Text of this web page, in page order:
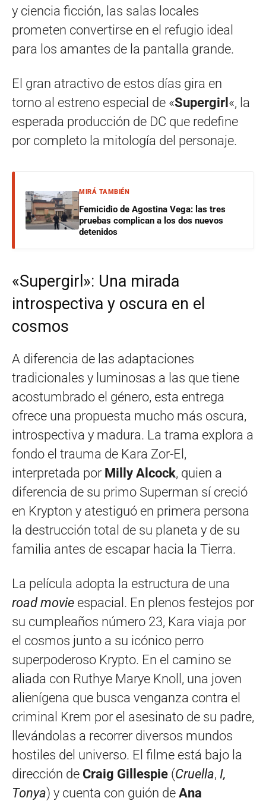
y ciencia ficción, las salas locales
prometen convertirse en el refugio ideal
para los amantes de la pantalla grande.
El gran atractivo de estos días gira en
torno al estreno especial de «Supergirl «, la
esperada producción de DC que redefine
por completo la mitología del personaje.
MIRÁ TAMBIÉN
Femicidio de Agostina Vega: las tres
pruebas complican a los dos nuevos
detenidos
«Supergirl»: Una mirada
introspectiva y oscura en el
cosmos
A diferencia de las adaptaciones
tradicionales y luminosas a las que tiene
acostumbrado el género, esta entrega
ofrece una propuesta mucho más oscura,
introspectiva y madura. La trama explora a
fondo el trauma de Kara Zor-El,
interpretada por Milly Alcock, quien a
diferencia de su primo Superman sí creció
en Krypton y atestiguó en primera persona
la destrucción total de su planeta y de su
familia antes de escapar hacia la Tierra.
La película adopta la estructura de una
road movie espacial. En plenos festejos por
su cumpleaños número 23, Kara viaja por
el cosmos junto a su icónico perro
superpoderoso Krypto. En el camino se
aliada con Ruthye Marye Knoll, una joven
alienígena que busca venganza contra el
criminal Krem por el asesinato de su padre,
llevándolas a recorrer diversos mundos
hostiles del universo. El filme está bajo la
dirección de Craig Gillespie (Cruella, I,
Tonya) y cuenta con guión de Ana